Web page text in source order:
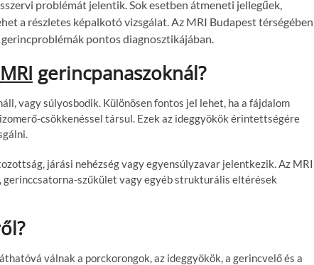
problémát jelentik. Sok esetben átmeneti jellegűek,
a részletes képalkotó vizsgálat. Az MRI Budapest térségében
pontos diagnosztikájában.
MRI gerincpanaszoknál?
vagy súlyosbodik. Különösen fontos jel lehet, ha a fájdalom
csökkenéssel társul. Ezek az ideggyökök érintettségére
járási nehézség vagy egyensúlyzavar jelentkezik. Az MRI
szűkület vagy egyéb strukturális eltérések
válnak a porckorongok, az ideggyökök, a gerincvelő és a